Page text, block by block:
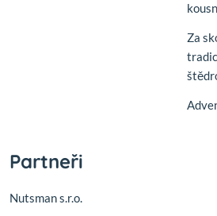
Za
Partneři
Nutsman s.r.o.